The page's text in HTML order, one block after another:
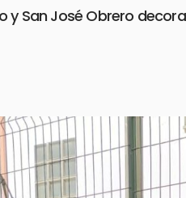
y San José Obrero